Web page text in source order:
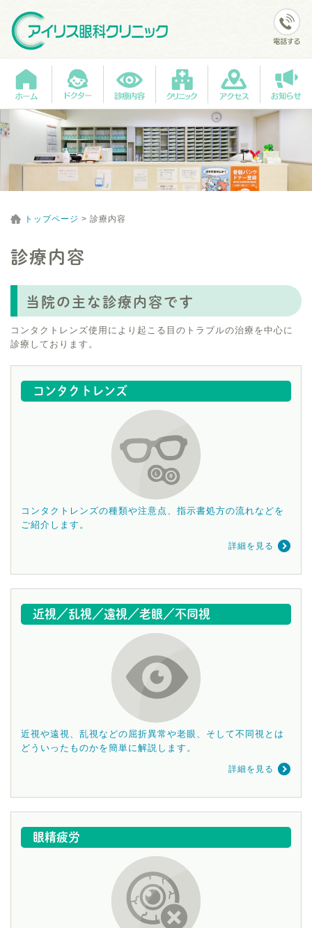
トップページ > 診療内容
診療内容
当院の主な診療内容です
コンタクトレンズ使用により起こる目のトラブルの治療を中心に
診療しております。
コンタクトレンズ
コンタクトレンズの種類や注意点、指示書処方の流れなどを
ご紹介します。
詳細を見る
近視／乱視／遠視／老眼／不同視
近視や遠視、乱視などの屈折異常や老眼、そして不同視とは
どういったものかを簡単に解説します。
詳細を見る
眼精疲労